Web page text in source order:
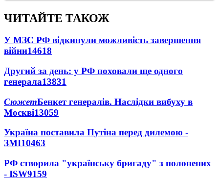
ЧИТАЙТЕ ТАКОЖ
У МЗС РФ відкинули можливість завершення
війни14618
Другий за день: у РФ поховали ще одного
генерала13831
СюжетБенкет генералів. Наслідки вибуху в
Москві13059
Україна поставила Путіна перед дилемою -
ЗМІ10463
РФ створила "українську бригаду" з полонених
- ISW9159